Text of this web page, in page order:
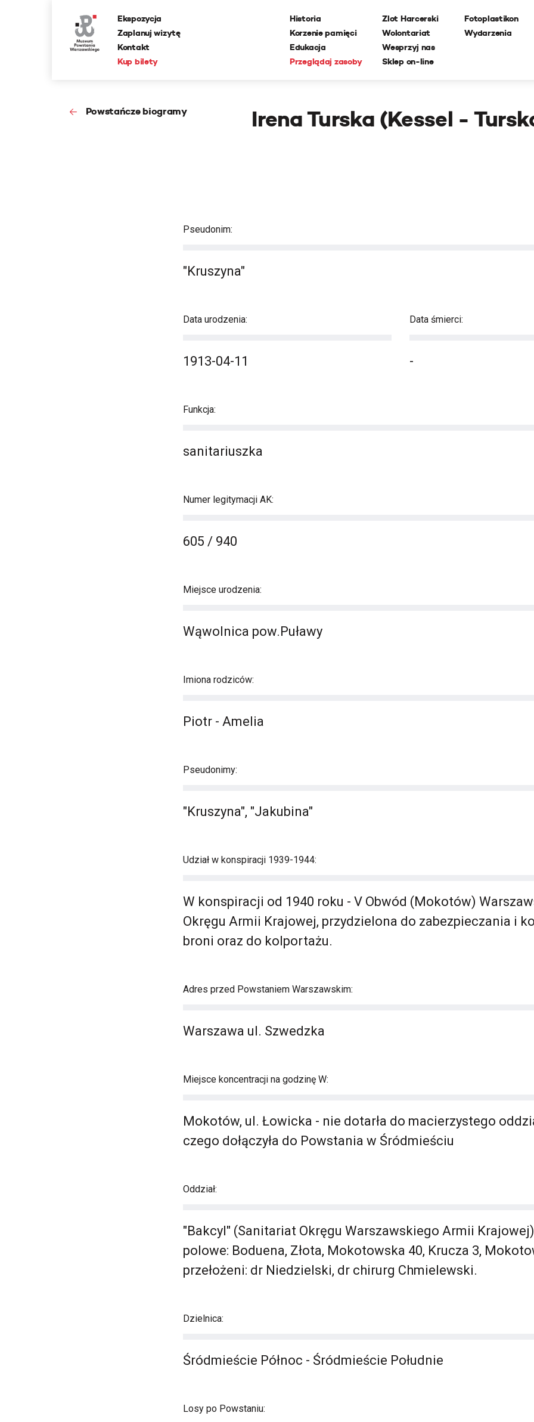
Ekspozycja
Zaplanuj wizytę
Kontakt
Kup bilety
Historia
Korzenie pamięci
Edukacja
Przeglądaj zasoby
Zlot Harcerski
Wolontariat
Wesprzyj nas
Sklep on-line
Fotoplastikon
Wydarzenia
Powstańcze biogramy Irena Turska (Kessel -
Pseudonim:
"Kruszyna"
Data urodzenia:
1913-04-11
Data śmierci:
-
Funkcja:
sanitariuszka
Numer legitymacji AK:
605 / 940
Miejsce urodzenia:
Wąwolnica pow.Puławy
Imiona rodziców:
Piotr - Amelia
Pseudonimy:
"Kruszyna", "Jakubina"
Udział w konspiracji 1939-1944:
W konspiracji od 1940 roku - V Obwód (Mokotów)
Okręgu Armii Krajowej, przydzielona do zabezpieczania i
broni oraz do kolportażu.
Adres przed Powstaniem Warszawskim:
Warszawa ul. Szwedzka
Miejsce koncentracji na godzinę W:
Mokotów, ul. Łowicka - nie dotarła do macierzystego
czego dołączyła do Powstania w Śródmieściu
Oddział:
"Bakcyl" (Sanitariat Okręgu Warszawskiego Armii
polowe: Boduena, Złota, Mokotowska 40, Krucza 3,
przełożeni: dr Niedzielski, dr chirurg Chmielewski.
Dzielnica:
Śródmieście Północ - Śródmieście Południe
Losy po Powstaniu: